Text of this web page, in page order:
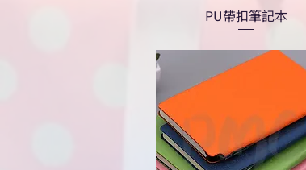
PU帶扣筆記本